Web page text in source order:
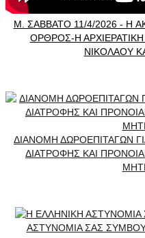
Μ. ΣΑΒΒΑΤΟ 11/4/2026 - H
ΟΡΘΡΟΣ-Η ΑΡΧΙΕΡΑΤΙΚΗ
ΝΙΚΟΛΑΟΥ
ΔΙΑΝΟΜΗ ΔΩΡΟΕΠΙΤΑΓΩΝ
ΔΙΑΤΡΟΦΗΣ ΚΑΙ
ΑΣΤΥΝΟΜΙΑ ΣΑΣ